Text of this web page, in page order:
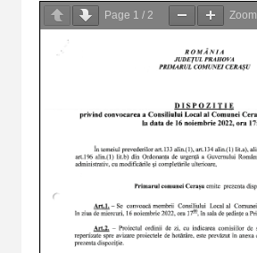
Page 1 / 2 Zoom